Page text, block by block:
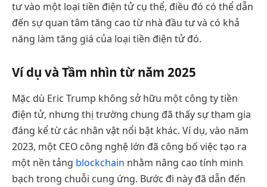
tư vào một loại tiền điện tử cụ thể, điều đó có thể dẫn
đến sự quan tâm tăng cao từ nhà đầu tư và có khả
năng làm tăng giá của loại tiền điện tử đó.
Ví dụ và Tầm nhìn từ năm 2025
Mặc dù Eric Trump không sở hữu một công ty tiền
điện tử, nhưng thị trường chung đã thấy sự tham gia
đáng kể từ các nhân vật nổi bật khác. Ví dụ, vào năm
2023, một CEO công nghệ lớn đã công bố việc tạo ra
một nền tảng blockchain nhằm nâng cao tính minh
bạch trong chuỗi cung ứng. Bước đi này đã dẫn đến